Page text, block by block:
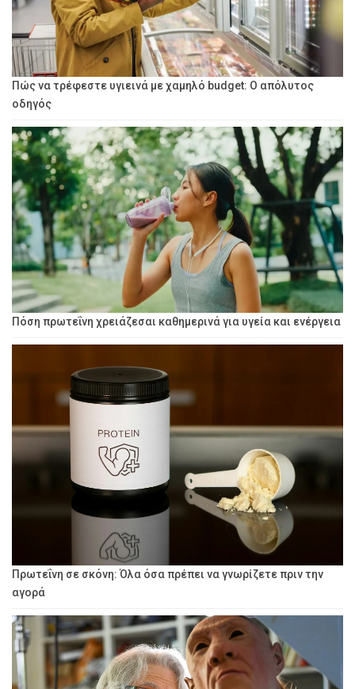
Πώς να τρέφεστε υγιεινά με χαμηλό budget: Ο απόλυτος
οδηγός
Πόση πρωτεΐνη χρειάζεσαι καθημερινά για υγεία και ενέργεια
Πρωτεΐνη σε σκόνη: Όλα όσα πρέπει να γνωρίζετε πριν την
αγορά